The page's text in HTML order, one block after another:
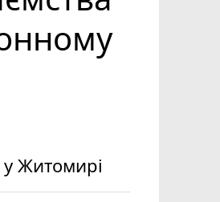
у Житомирі